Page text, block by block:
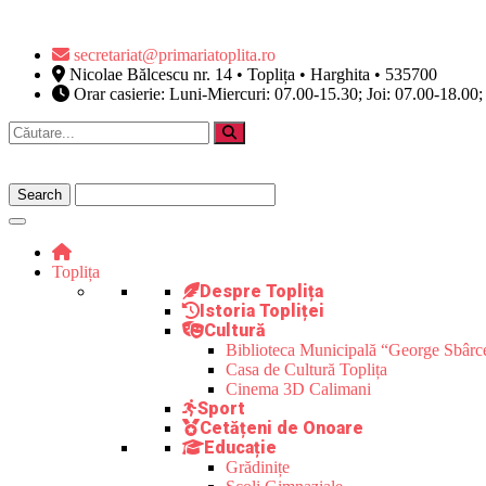
secretariat@primariatoplita.ro
Nicolae Bălcescu nr. 14 • Toplița • Harghita • 535700
Orar casierie: Luni-Miercuri: 07.00-15.30; Joi: 07.00-
Toplița
Despre Toplița
Istoria Topliței
Cultură
Biblioteca Municipală “George
Casa de Cultură Toplița
Cinema 3D Calimani
Sport
Cetățeni de Onoare
Educație
Grădinițe